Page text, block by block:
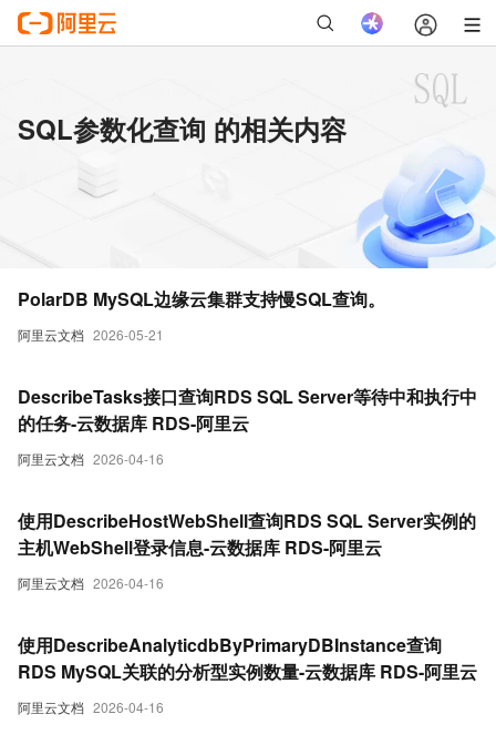
SQL参数化查询 的相关内容
阿里云文档 2026-05-21
PolarDB MySQL边缘云集群支持慢SQL查询。
阿里云文档 2026-04-16
DescribeTasks接口查询RDS SQL Server等待中和执行中
的任务-云数据库 RDS-阿里云
阿里云文档 2026-04-16
使用DescribeHostWebShell查询RDS SQL Server实例的
主机WebShell登录信息-云数据库 RDS-阿里云
阿里云文档 2026-04-16
使用DescribeAnalyticdbByPrimaryDBInstance查询
RDS MySQL关联的分析型实例数量-云数据库 RDS-阿里云